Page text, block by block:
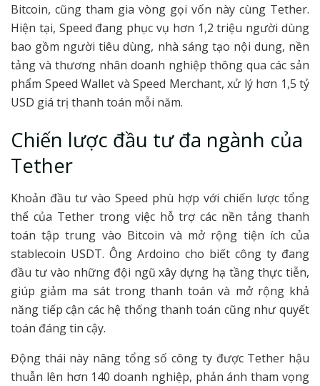
Bitcoin, cũng tham gia vòng gọi vốn này cùng Tether.
Hiện tại, Speed đang phục vụ hơn 1,2 triệu người dùng
bao gồm người tiêu dùng, nhà sáng tạo nội dung, nền
tảng và thương nhân doanh nghiệp thông qua các sản
phẩm Speed Wallet và Speed Merchant, xử lý hơn 1,5 tỷ
USD giá trị thanh toán mỗi năm.
Chiến lược đầu tư đa ngành của
Tether
Khoản đầu tư vào Speed phù hợp với chiến lược tổng
thể của Tether trong việc hỗ trợ các nền tảng thanh
toán tập trung vào Bitcoin và mở rộng tiện ích của
stablecoin USDT. Ông Ardoino cho biết công ty đang
đầu tư vào những đội ngũ xây dựng hạ tầng thực tiễn,
giúp giảm ma sát trong thanh toán và mở rộng khả
năng tiếp cận các hệ thống thanh toán cũng như quyết
toán đáng tin cậy.
Động thái này nâng tổng số công ty được Tether hậu
thuẫn lên hơn 140 doanh nghiệp, phản ánh tham vọng